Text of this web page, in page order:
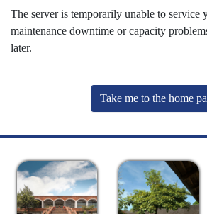
The server is temporarily unable to service
maintenance downtime or capacity
later.
Take me to the home